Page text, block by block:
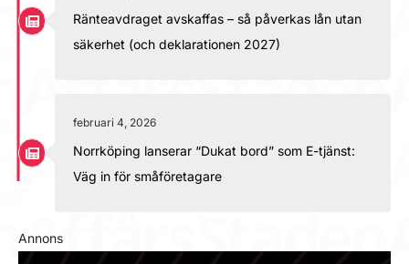
Ränteavdraget avskaffas – så påverkas lån utan
säkerhet (och deklarationen 2027)
februari 4, 2026
Norrköping lanserar “Dukat bord” som E-tjänst:
Väg in för småföretagare
Annons